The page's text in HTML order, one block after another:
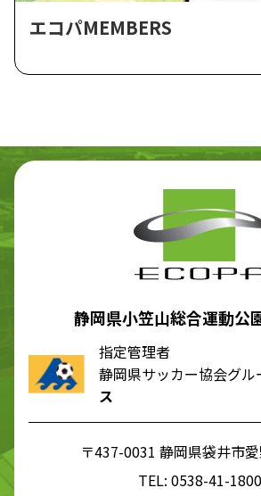
エコパMEMBERS
静岡県小笠山総合運動公
指定管理者
静岡県サッカー協会グル
ス
〒437-0031 静岡県袋井市
TEL: 0538-41-1800